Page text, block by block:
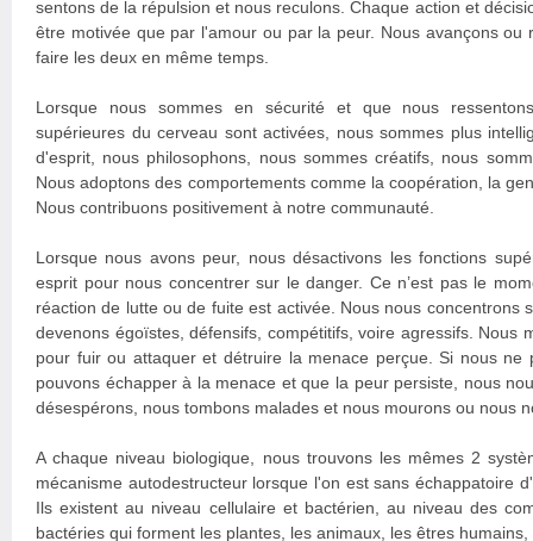
sentons de la répulsion et nous reculons. Chaque action et
être motivée que par l'amour ou par la peur. Nous avançons ou
faire les deux en même temps.
Lorsque nous sommes en sécurité et que nous
supérieures du cerveau sont activées, nous sommes plus
d'esprit, nous philosophons, nous sommes créatifs, nous
Nous adoptons des comportements comme la coopération, la
Nous contribuons positivement à notre communauté.
Lorsque nous avons peur, nous désactivons les fonctions
esprit pour nous concentrer sur le danger. Ce n’est pas le
réaction de lutte ou de fuite est activée. Nous nous concentrons
devenons égoïstes, défensifs, compétitifs, voire agressifs. Nous
pour fuir ou attaquer et détruire la menace perçue. Si nous ne
pouvons échapper à la menace et que la peur persiste, nous
désespérons, nous tombons malades et nous mourons ou nous
A chaque niveau biologique, nous trouvons les mêmes 2
mécanisme autodestructeur lorsque l'on est sans échappatoire
Ils existent au niveau cellulaire et bactérien, au niveau des
bactéries qui forment les plantes, les animaux, les êtres